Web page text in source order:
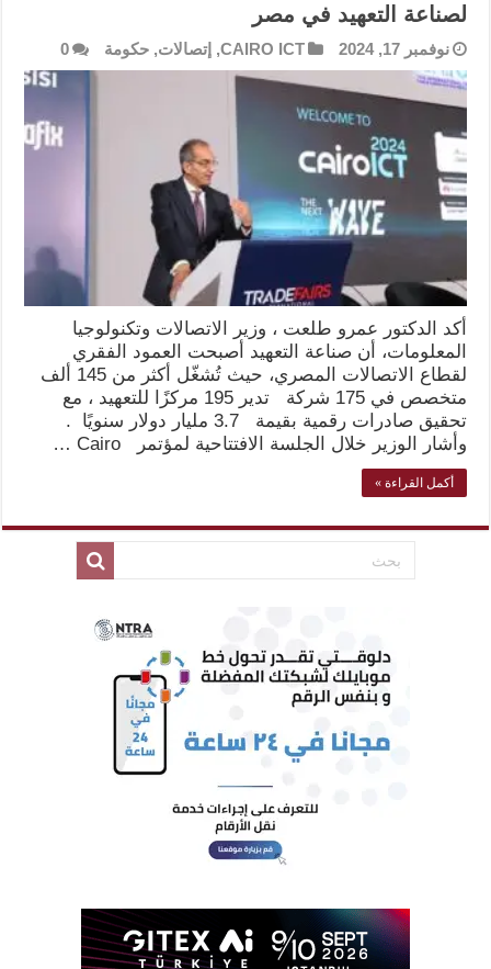
لصناعة التعهيد في مصر
نوفمبر 17, 2024 CAIRO ICT
, إتصالات,حكومة 0
أكد الدكتور عمرو طلعت ، وزير الاتصالات وتكنولوجيا
المعلومات، أن صناعة التعهيد أصبحت العمود الفقري
لقطاع الاتصالات المصري، حيث تُشغّل أكثر من 145 ألف
متخصص في 175 شركة تدير 195 مركزًا للتعهيد ، مع
تحقيق صادرات رقمية بقيمة 3.7 مليار دولار سنويًا .
وأشار الوزير خلال الجلسة الافتتاحية لمؤتمر Cairo …
أكمل القراءة »